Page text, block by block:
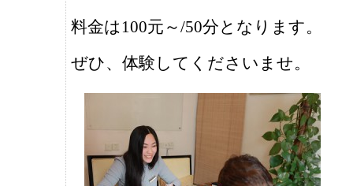
料金は100元～/50分となります。
ぜひ、体験してくださいませ。